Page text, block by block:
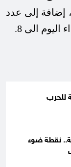
إضافة إلى عدد
الى 8.
للحرب
نقطة ضوء